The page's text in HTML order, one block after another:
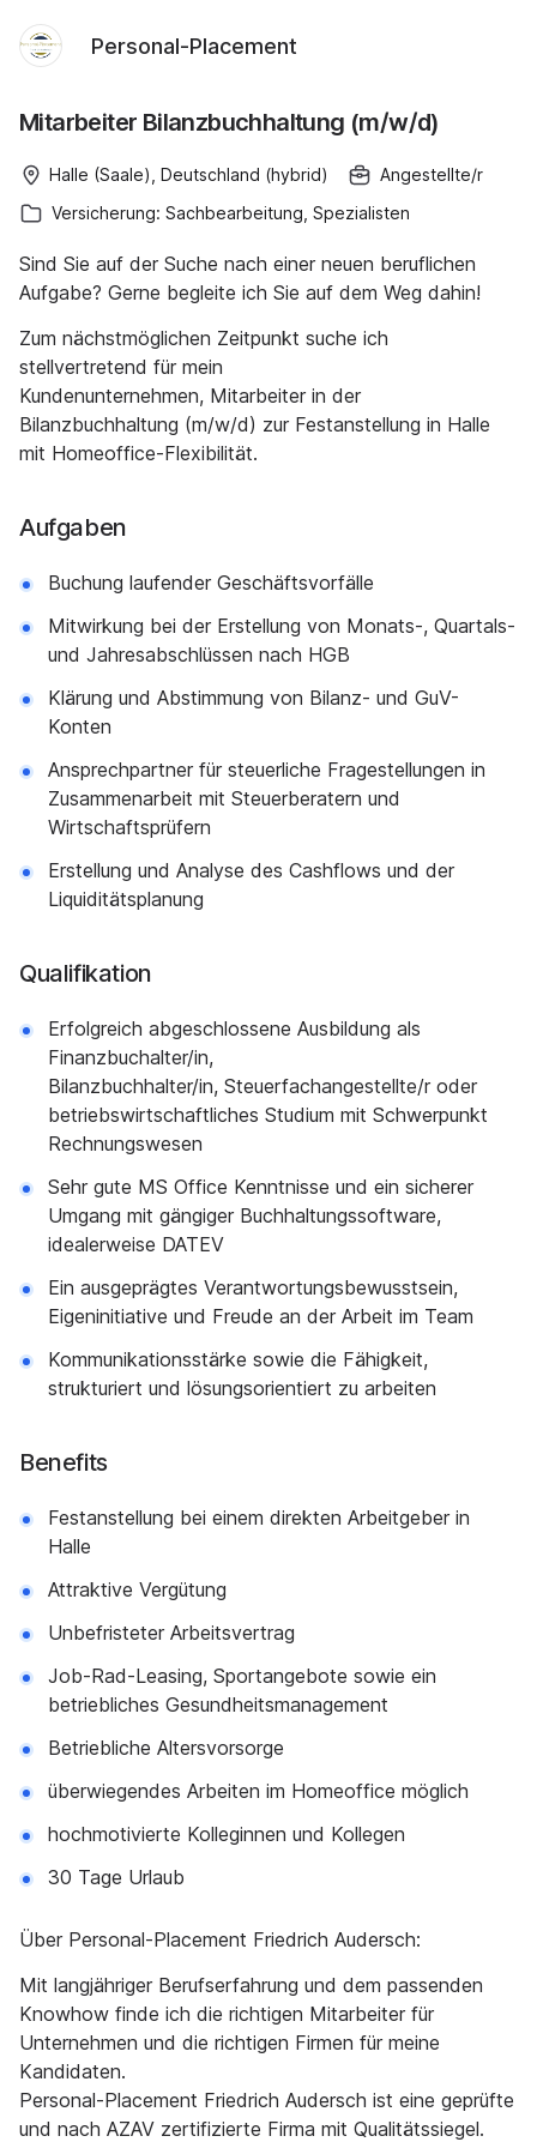
Personal-Placement
Mitarbeiter Bilanzbuchhaltung (m/w/d)
Halle (Saale), Deutschland (hybrid)
Angestellte/r
Versicherung: Sachbearbeitung, Spezialisten
Sind Sie auf der Suche nach einer neuen beruflichen
Aufgabe? Gerne begleite ich Sie auf dem Weg dahin!
Zum nächstmöglichen Zeitpunkt suche ich
stellvertretend für mein
Kundenunternehmen, Mitarbeiter in der
Bilanzbuchhaltung (m/w/d) zur Festanstellung in Halle
mit Homeoffice-Flexibilität.
Aufgaben
Buchung laufender Geschäftsvorfälle
Mitwirkung bei der Erstellung von Monats-, Quartals-
und Jahresabschlüssen nach HGB
Klärung und Abstimmung von Bilanz- und GuV-
Konten
Ansprechpartner für steuerliche Fragestellungen in
Zusammenarbeit mit Steuerberatern und
Wirtschaftsprüfern
Erstellung und Analyse des Cashflows und der
Liquiditätsplanung
Qualifikation
Erfolgreich abgeschlossene Ausbildung als
Finanzbuchalter/in,
Bilanzbuchhalter/in, Steuerfachangestellte/r oder
betriebswirtschaftliches Studium mit Schwerpunkt
Rechnungswesen
Sehr gute MS Office Kenntnisse und ein sicherer
Umgang mit gängiger Buchhaltungssoftware,
idealerweise DATEV
Ein ausgeprägtes Verantwortungsbewusstsein,
Eigeninitiative und Freude an der Arbeit im Team
Kommunikationsstärke sowie die Fähigkeit,
strukturiert und lösungsorientiert zu arbeiten
Benefits
Festanstellung bei einem direkten Arbeitgeber in
Halle
Attraktive Vergütung
Unbefristeter Arbeitsvertrag
Job-Rad-Leasing, Sportangebote sowie ein
betriebliches Gesundheitsmanagement
Betriebliche Altersvorsorge
überwiegendes Arbeiten im Homeoffice möglich
hochmotivierte Kolleginnen und Kollegen
30 Tage Urlaub
Über Personal-Placement Friedrich Audersch:
Mit langjähriger Berufserfahrung und dem passenden
Knowhow finde ich die richtigen Mitarbeiter für
Unternehmen und die richtigen Firmen für meine
Kandidaten.
Personal-Placement Friedrich Audersch ist eine geprüfte
und nach AZAV zertifizierte Firma mit Qualitätssiegel.